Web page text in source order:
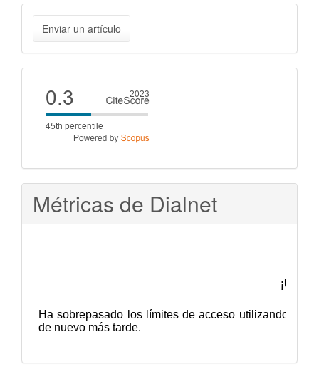
Enviar
un
artículo
Enviar un artículo
Cite
score
Métricas de Dialnet